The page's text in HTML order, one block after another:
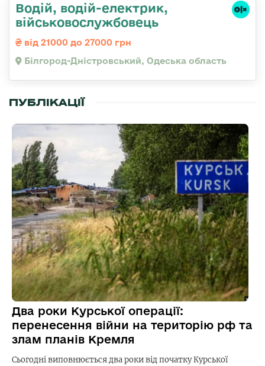
Водій, водій-електрик,
військовослужбовець
від 21000 до 27000 грн
Білгород-Дністровський, Одеська область
ПУБЛІКАЦІЇ
Два роки Курської операції:
перенесення війни на територію рф та
злам планів Кремля
Сьогодні виповнюється два роки від початку Курської